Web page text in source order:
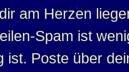
am Herzen
Spam ist
ist. Poste über